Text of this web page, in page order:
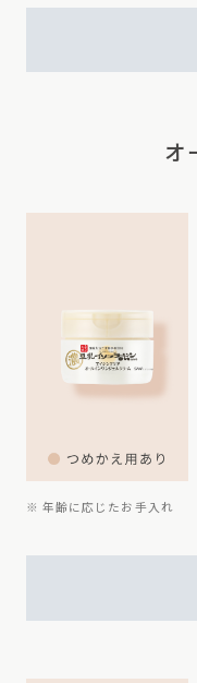
オ
※ 年齢に応じたお手入れ